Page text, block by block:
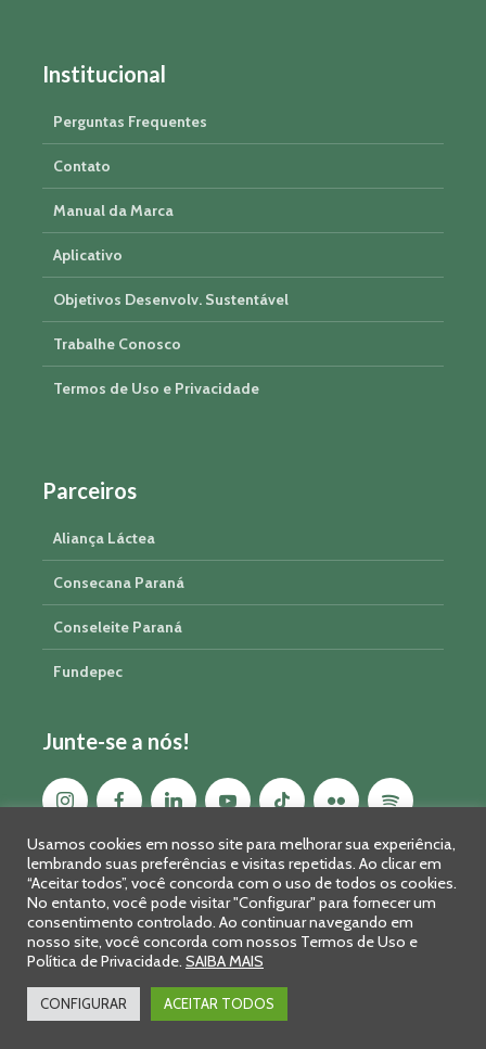
Institucional
Perguntas Frequentes
Contato
Manual da Marca
Aplicativo
Objetivos Desenvolv. Sustentável
Trabalhe Conosco
Termos de Uso e Privacidade
Parceiros
Aliança Láctea
Consecana Paraná
Conseleite Paraná
Fundepec
Junte-se a nós!
Sistema FAEP/SENAR-PR © 2026 · R. Marechal Deodoro, 450, 14º
0401 - Fax: 41 3323-2124
Usamos cookies em nosso site para melhorar sua experiência,
lembrando suas preferências e visitas repetidas. Ao clicar em
“Aceitar todos”, você concorda com o uso de todos os cookies.
No entanto, você pode visitar "Configurar" para fornecer um
consentimento controlado. Ao continuar navegando em
nosso site, você concorda com nossos Termos de Uso e
Política de Privacidade. SAIBA MAIS
CONFIGURAR ACEITAR TODOS